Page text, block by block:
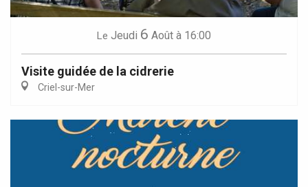
Le Jeudi 6 Août à 16:00
Visite guidée de la cidrerie
Criel-sur-Mer